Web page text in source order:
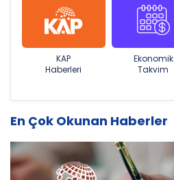
KAP
Haberleri
Ekonomik
Takvim
En Çok Okunan Haberler